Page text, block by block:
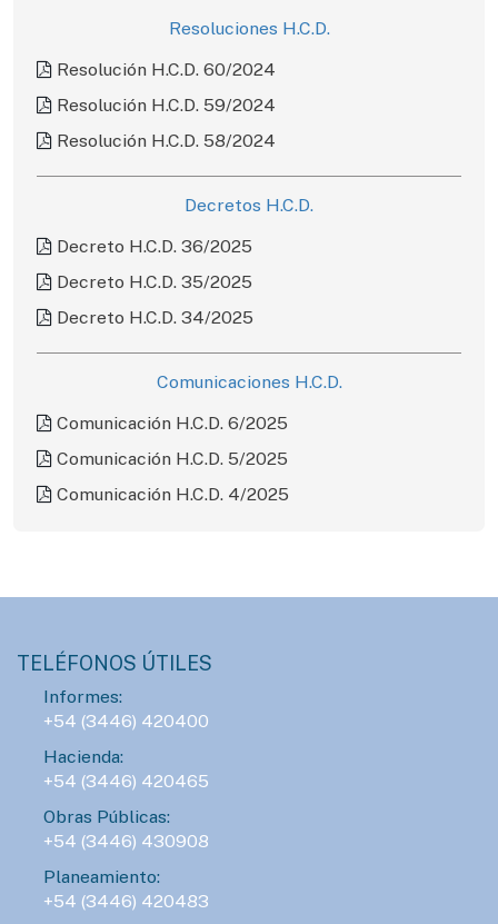
Resoluciones H.C.D.
Resolución H.C.D. 60/2024
Resolución H.C.D. 59/2024
Resolución H.C.D. 58/2024
Decretos H.C.D.
Decreto H.C.D. 36/2025
Decreto H.C.D. 35/2025
Decreto H.C.D. 34/2025
Comunicaciones H.C.D.
Comunicación H.C.D. 6/2025
Comunicación H.C.D. 5/2025
Comunicación H.C.D. 4/2025
TELÉFONOS ÚTILES
Informes:
+54 (3446) 420400
Hacienda:
+54 (3446) 420465
Obras Públicas:
+54 (3446) 430908
Planeamiento:
+54 (3446) 420483